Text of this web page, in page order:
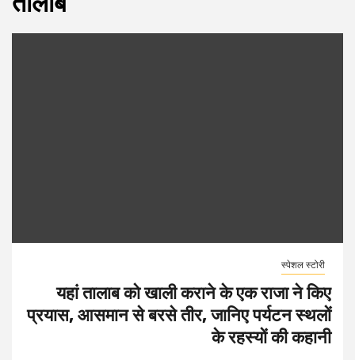
स्पेशल स्टोरी
यहां तालाब को खाली कराने के एक राजा ने किए
प्रयास, आसमान से बरसे तीर, जानिए पर्यटन स्थलों
के रहस्यों की कहानी